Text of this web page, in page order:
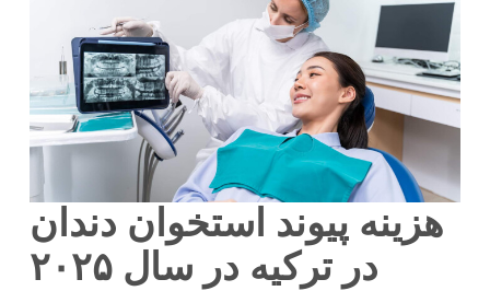
هزینه پیوند استخوان دندان
در ترکیه در سال ۲۰۲۵